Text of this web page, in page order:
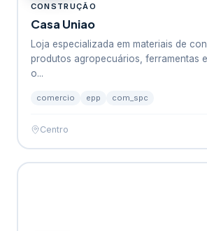
CONSTRUÇÃO
Casa Uniao
Loja especializada em materiais de
produtos agropecuários, ferramentas
o...
comercio epp com_spc
Centro